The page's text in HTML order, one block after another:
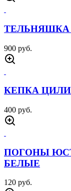
ТЕЛЬНЯШКА
900 руб.
КЕПКА
400 руб.
ПОГОНЫ
БЕЛЫЕ
120 руб.